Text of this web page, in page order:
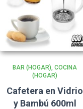
BAR (HOGAR) COCINA
(HOGAR)
Cafetera en Vidrio
y Bambú 600ml